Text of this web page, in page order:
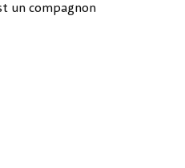
un compagnon